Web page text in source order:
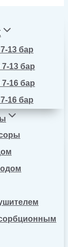
13 бар
13 бар
16 бар
16 бар